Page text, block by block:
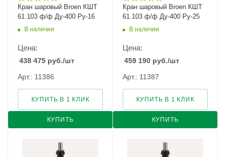
Кран шаровый Broen КШТ
61.103 ф/ф Ду-400 Ру-16
В наличии
Цена:
438 475 руб./шт
Арт.: 11386
КУПИТЬ
КУПИТЬ В 1 КЛИК
Кран шаровый Broen КШТ
61.103 ф/ф Ду-400 Ру-25
В наличии
Цена:
459 190 руб./шт
Арт.: 11387
КУПИТЬ
КУПИТЬ В 1 КЛИК